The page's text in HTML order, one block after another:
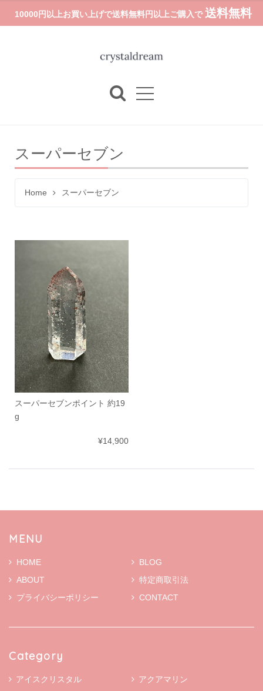
10000円以上お買い上げで送料無料円以上ご購入で 送料無料
スーパーセブン
Home スーパーセブン
スーパーセブンポイント 約19
g
¥14,900
MENU
HOME
BLOG
ABOUT
特定商取引法
プライバシーポリシー
CONTACT
Category
アイスクリスタル
アクアマリン